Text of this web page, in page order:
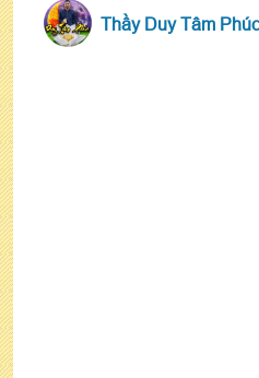
Thầy Duy Tâm Phúc